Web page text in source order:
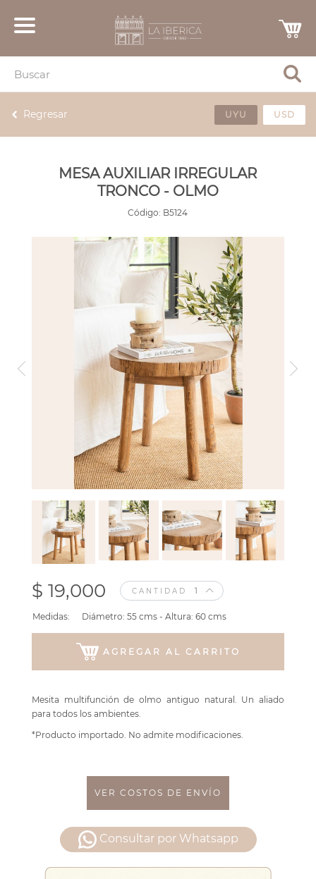
Regresar UYU USD
MESA AUXILIAR IRREGULAR
TRONCO - OLMO
Código: B5124
$ 19,000 CANTIDAD
Medidas: Diámetro: 55 cms - Altura: 60 cms
AGREGAR AL CARRITO
Mesita multifunción de olmo antiguo natural. Un aliado
para todos los ambientes.
*Producto importado. No admite modificaciones.
VER COSTOS DE ENVÍO
Consultar por Whatsapp